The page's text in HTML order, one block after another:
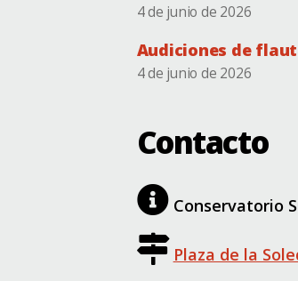
4 de junio de 2026
Audiciones de
4 de junio de 2026
Contacto
Conservatorio
Plaza de la